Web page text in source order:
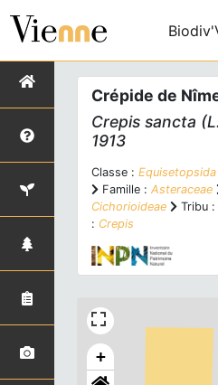
Crépide de
Crepis sancta
1913
Classe : Equisetopsida
Famille : Asteraceae
Cichorioideae
Tribu :
: Crepis
+